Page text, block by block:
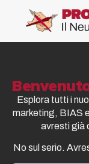
Esplora tutti i
marketing, BIAS
avresti già
No sul serio.